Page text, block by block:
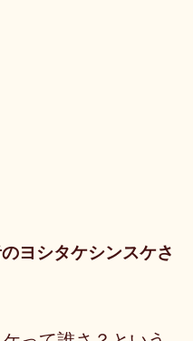
ヨシタケシンスケさ